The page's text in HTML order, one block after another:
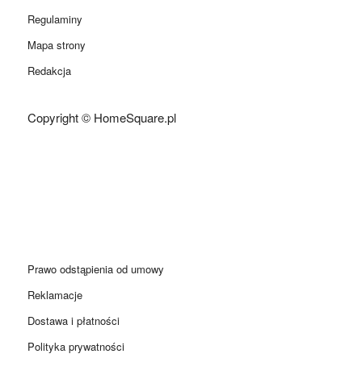
Regulaminy
Mapa strony
Redakcja
Copyright © HomeSquare.pl
Prawo odstąpienia od umowy
Reklamacje
Dostawa i płatności
Polityka prywatności